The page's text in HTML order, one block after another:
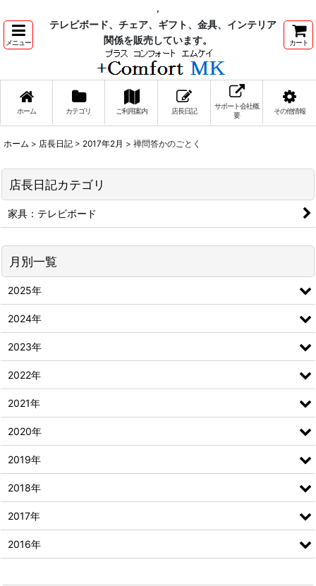
,
メニュー
テレビボード、チェア、ギフト、金具、インテリア
関係を販売しています。
カート
ホーム カテゴリ ご利用案内 店長日記
サポート会社概
要
その他情報
ホーム > 店長日記 > 2017年2月 > 禅問答かのごとく
店長日記カテゴリ
家具：テレビボード
月別一覧
2025年
2024年
2023年
2022年
2021年
2020年
2019年
2018年
2017年
2016年